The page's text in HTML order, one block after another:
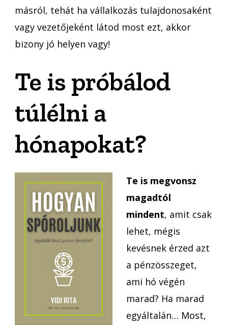
másról, tehát ha vállalkozás tulajdonosaként
vagy vezetőjeként látod most ezt, akkor
bizony jó helyen vagy!
Te is próbálod
túlélni a
hónapokat?
Te is megvonsz
magadtól
mindent, amit csak
lehet, mégis
kevésnek érzed azt
a pénzösszeget,
ami hó végén
marad? Ha marad
egyáltalán… Most,